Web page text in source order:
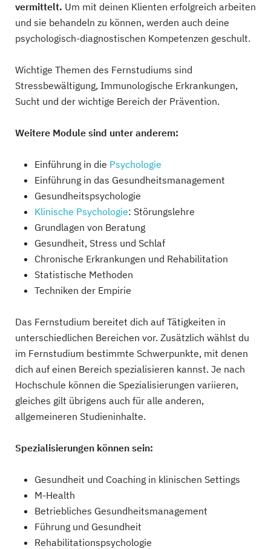
vermittelt. Um mit deinen Klienten erfolgreich arbeiten
und sie behandeln zu können, werden auch deine
psychologisch-diagnostischen Kompetenzen geschult.
Wichtige Themen des Fernstudiums sind
Stressbewältigung, Immunologische Erkrankungen,
Sucht und der wichtige Bereich der Prävention.
Weitere Module sind unter anderem:
Einführung in die Psychologie
Einführung in das Gesundheitsmanagement
Gesundheitspsychologie
Klinische Psychologie: Störungslehre
Grundlagen von Beratung
Gesundheit, Stress und Schlaf
Chronische Erkrankungen und Rehabilitation
Statistische Methoden
Techniken der Empirie
Das Fernstudium bereitet dich auf Tätigkeiten in
unterschiedlichen Bereichen vor. Zusätzlich wählst du
im Fernstudium bestimmte Schwerpunkte, mit denen
dich auf einen Bereich spezialisieren kannst. Je nach
Hochschule können die Spezialisierungen variieren,
gleiches gilt übrigens auch für alle anderen,
allgemeineren Studieninhalte.
Spezialisierungen können sein:
Gesundheit und Coaching in klinischen Settings
M-Health
Betriebliches Gesundheitsmanagement
Führung und Gesundheit
Rehabilitationspsychologie